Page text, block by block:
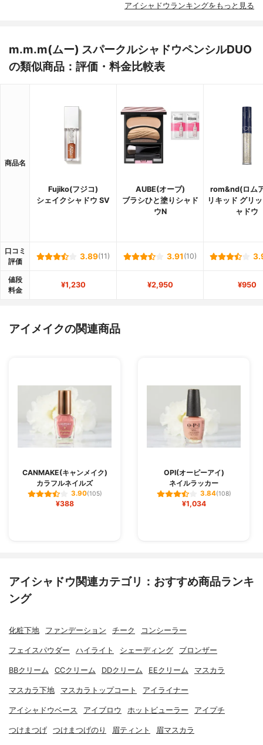
アイシャドウランキングをもっと見る
m.m.m(ムー) スパークルシャドウペンシルDUO
の類似商品：評価・料金比較表
商品名
Fujiko(フジコ)
シェイクシャドウ SV
AUBE(オーブ)
ブラシひと塗りシャド
ウN
rom&nd(ロム
リキッド グリ
ャドウ
口コミ
評価
3.89(11) 3.91 (10)
値段
料金
¥1,230 ¥2,950 ¥950
アイメイクの関連商品
CANMAKE(キャンメイク)
カラフルネイルズ
3.90(105)
¥388
OPI(オーピーアイ)
ネイルラッカー
3.84(108)
¥1,034
アイシャドウ関連カテゴリ：おすすめ商品ランキ
ング
化粧下地 ファンデーション チーク コンシーラー
フェイスパウダー ハイライト シェーディング ブロンザー
BBクリーム CCクリーム DDクリーム EEクリーム マスカラ
マスカラ下地 マスカラトップコート アイライナー
アイシャドウベース アイブロウ ホットビューラー アイプチ
つけまつげ つけまつげのり 眉ティント 眉マスカラ